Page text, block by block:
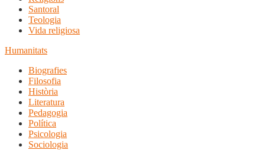
Santoral
Teologia
Vida religiosa
Humanitats
Biografies
Filosofia
Història
Literatura
Pedagogia
Política
Psicologia
Sociologia